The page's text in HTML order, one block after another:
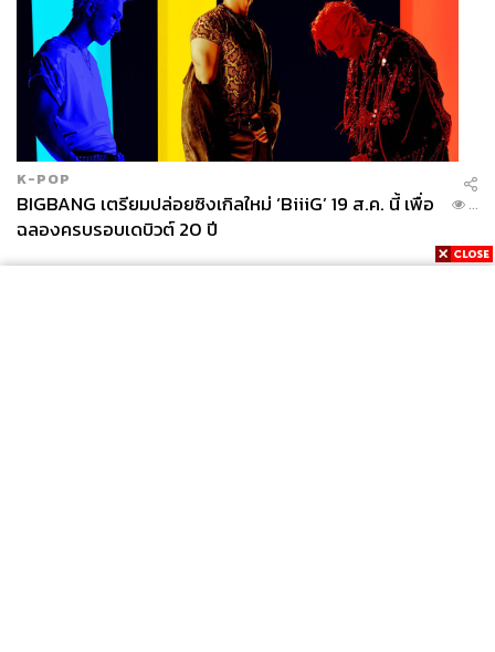
K-POP
BIGBANG เตรียมปล่อยซิงเกิลใหม่ ‘BiiiG’ 19 ส.ค. นี้ เพื่อ
ฉลองครบรอบเดบิวต์ 20 ปี
...